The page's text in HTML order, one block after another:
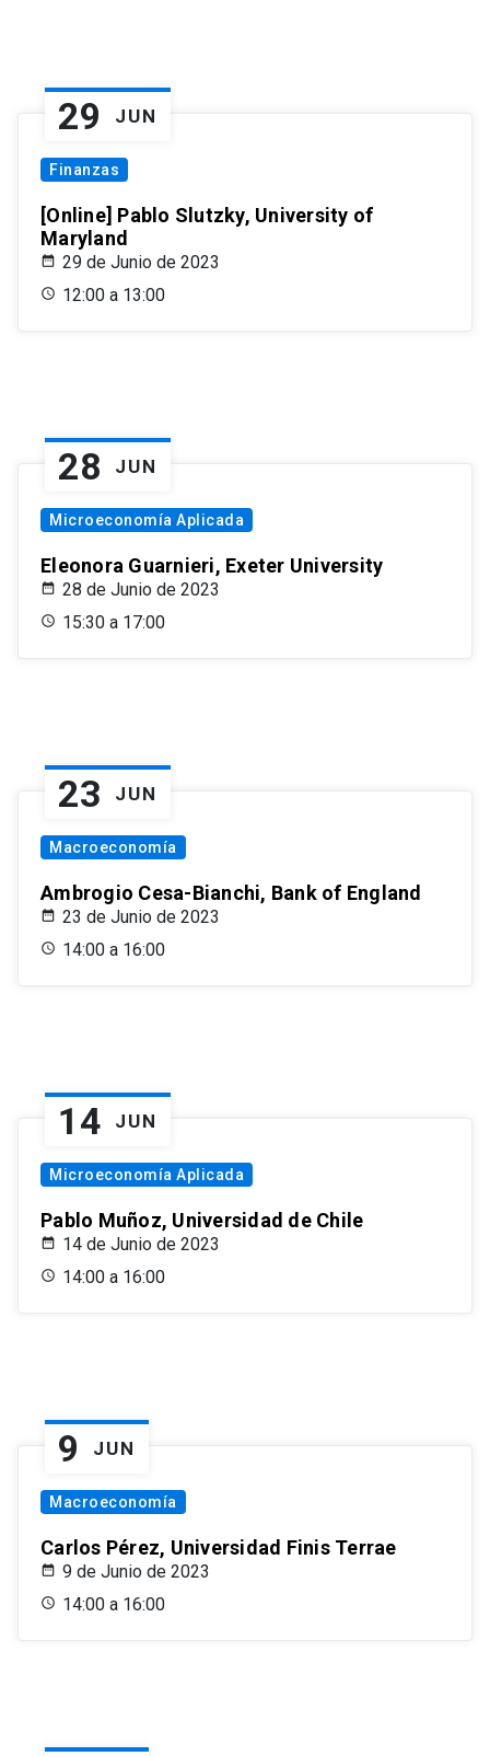
29 JUN
Finanzas
[Online] Pablo Slutzky, University of
Maryland
29 de Junio de 2023
12:00 a 13:00
28 JUN
Microeconomía Aplicada
Eleonora Guarnieri, Exeter University
28 de Junio de 2023
15:30 a 17:00
23 JUN
Macroeconomía
Ambrogio Cesa-Bianchi, Bank of England
23 de Junio de 2023
14:00 a 16:00
14 JUN
Microeconomía Aplicada
Pablo Muñoz, Universidad de Chile
14 de Junio de 2023
14:00 a 16:00
9 JUN
Macroeconomía
Carlos Pérez, Universidad Finis Terrae
9 de Junio de 2023
14:00 a 16:00